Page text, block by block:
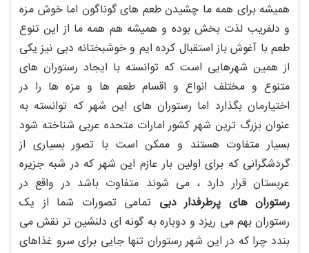
رستوران پای تای دبی ( Pai Thai Restaurant )
رستوران الحمدیه دبی ( AL HADHEERAH )
رستوران تومو دبی ( TOMO )
رستوران هنایا دبی ( Hanaaya )
رستوران آلمنصور دبی ( Al Mansour Dhow )
رستوران لاوراندا دبی ( La Veranda )
رستوران بولوار دبی ( Boulvar )
رستوران بار شیمرز دبی ( Shimmers )
رستوران پیرچینک دبی ( Pierchinc )
همیشه برای همه ما چشیدن طعم های گوناگون اما خوش مزه
و دلفریب لذت بخش بوده و همیشه هم همه ما از این تنوع
طعم با آغوش باز استقبال کرده ایم و خوشبختانه دبی نیز یکی
از همین شهرهایی است که توانسته با ایجاد رستوران های
متنوع و مختلف انواع و اقسام طعم ها و مزه ها را در
اختیارمان بگذارد اما رستوران های این شهر که توانسته به
عنوان بزرگ ترین شهر کشور امارات متحده عربی شناخته شود
بسیار متفاوت هستند و ممکن است با تصور بسیاری از
گردشگرانی که برای اولین بار عازم این شهر که در شبه جزیره
عربستان قرار دارد ، می شوند متفاوت باشد در واقع در
رستوران های پرطرفدار دبی تمامی تصورات شما از یک
رستوران بهم می ریزد و دوباره به گونه ای دلنشین تر نقش می
بندد چرا که در این شهر رستوران تنها جایی برای سرو غذاهای